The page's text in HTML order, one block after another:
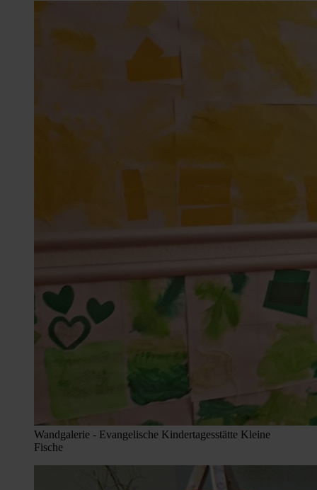
Wandgalerie - Evangelische Kindertagesstätte Kleine
Fische